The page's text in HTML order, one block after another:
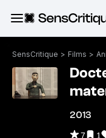
SensCritique > Films >
2013
7 1